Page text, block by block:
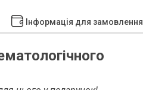
Інформація для замовлення